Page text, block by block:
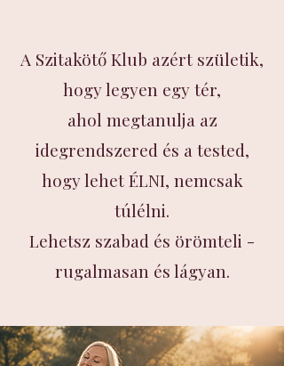
A Szitakötő Klub azért születik,
hogy legyen egy tér,
ahol megtanulja az
idegrendszered és a tested,
hogy lehet ÉLNI, nemcsak
túlélni.
Lehetsz szabad és örömteli -
rugalmasan és lágyan.